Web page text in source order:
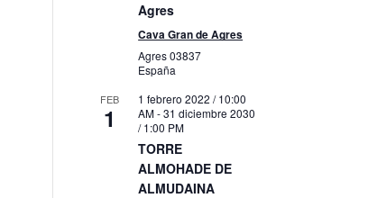
Agres
Cava Gran de Agres
Agres03837
España
FEB
1
1 febrero 2022 / 10:00
AM-31 diciembre 2030
/ 1:00 PM
TORRE
ALMOHADE DE
ALMUDAINA